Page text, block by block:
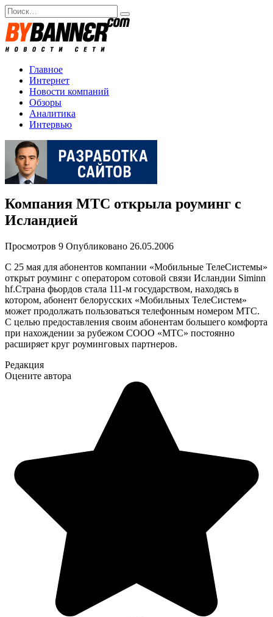
Перейти
к
содержанию
Search
for:
Главное
Интернет
Новости компаний
Обзоры
Аналитика
Интервью
Компания МТС открыла роуминг с
Исландией
Просмотров 9 Опубликовано 26.05.2006
С 25 мая для абонентов компании «Мобильные ТелеСистемы»
открыт роуминг с оператором сотовой связи Исландии Siminn
hf.Страна фьордов стала 111-м государством, находясь в
котором, абонент белорусских «Мобильных ТелеСистем»
может продолжать пользоваться телефонным номером МТС.
С целью предоставления своим абонентам большего комфорта
при нахождении за рубежом СООО «МТС» постоянно
расширяет круг роуминговых партнеров.
Редакция
Оцените автора